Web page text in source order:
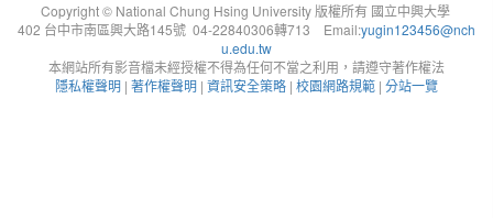
Copyright © National Chung Hsing University 版權所有 國立中興大學
402 台中市南區興大路145號 04-22840306轉713 Email:yugin123456@nch
u.edu.tw
本網站所有影音檔未經授權不得為任何不當之利用，請遵守著作權法
隱私權聲明 | 著作權聲明 | 資訊安全策略 | 校園網路規範 | 分站一覽